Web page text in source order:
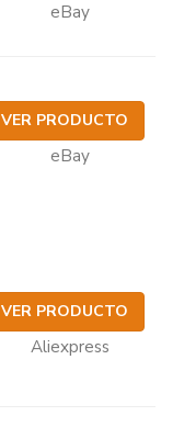
eBay
VER PRODUCTO
eBay
VER PRODUCTO
Aliexpress